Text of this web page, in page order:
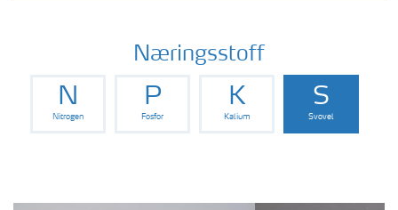
Næringsstoff
N
Nitrogen
P
Fosfor
K
Kalium
S
Svovel